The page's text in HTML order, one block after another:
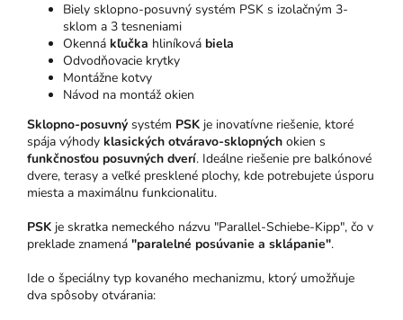
Biely sklopno-posuvný systém PSK s izolačným 3-
sklom a 3 tesneniami
Okenná kľučka hliníková biela
Odvodňovacie krytky
Montážne kotvy
Návod na montáž okien
Sklopno-posuvný systém PSK je inovatívne riešenie, ktoré
spája výhody klasických otváravo-sklopných okien s
funkčnosťou posuvných dverí. Ideálne riešenie pre balkónové
dvere, terasy a veľké presklené plochy, kde potrebujete úsporu
miesta a maximálnu funkcionalitu.
PSK je skratka nemeckého názvu "Parallel-Schiebe-Kipp", čo v
preklade znamená "paralelné posúvanie a sklápanie".
Ide o špeciálny typ kovaného mechanizmu, ktorý umožňuje
dva spôsoby otvárania: